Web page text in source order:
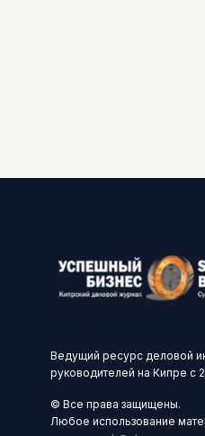
Ведущий ресурс деловой
руководителей на Кипре с
© Все права защищены.
Любое использование